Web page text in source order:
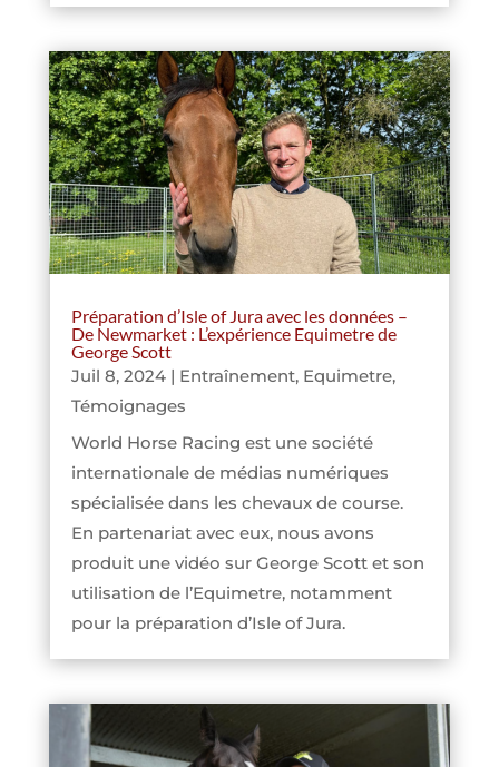
Préparation d’Isle of Jura avec les données –
De Newmarket : L’expérience Equimetre de
George Scott
Juil 8, 2024| Entraînement, Equimetre,
Témoignages
World Horse Racing est une société
internationale de médias numériques
spécialisée dans les chevaux de course.
En partenariat avec eux, nous avons
produit une vidéo sur George Scott et son
utilisation de l’Equimetre, notamment
pour la préparation d’Isle of Jura.